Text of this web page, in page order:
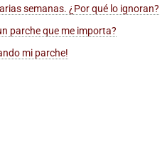
semanas. ¿Por qué lo ignoran?
parche que me importa?
mi parche!